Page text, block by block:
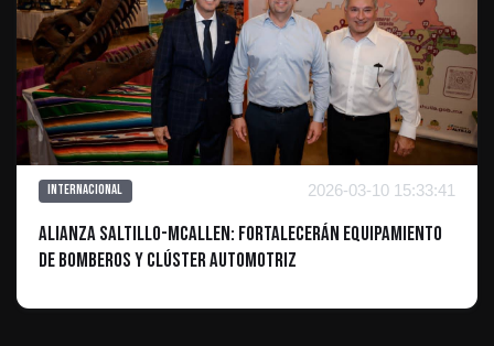
Internacional 2026-03-10 15:33:41
Alianza Saltillo-McAllen: Fortalecerán equipamiento
de Bomberos y clúster automotriz